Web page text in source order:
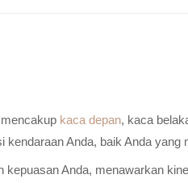
kaca depan, kaca
Anda, baik Anda
Anda, menawarkan